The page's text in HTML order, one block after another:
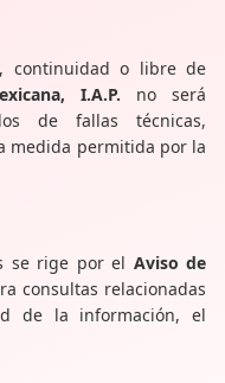
continuidad o libre de
I.A.P. no será
de fallas técnicas,
medida permitida por la
se rige por el Aviso de
consultas relacionadas
de la información, el